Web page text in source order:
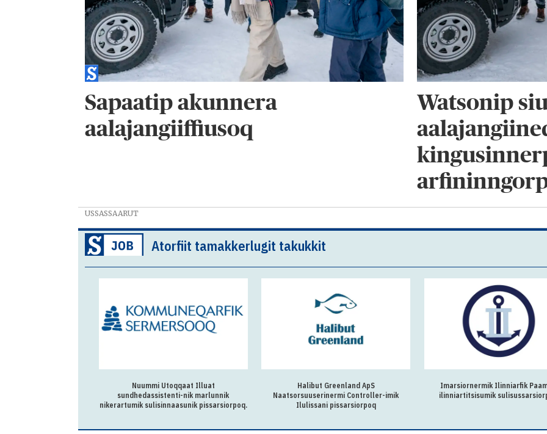
Sapaatip akunnera
aalajangiiffiusoq
Watsonip
USSASSAARUT
Atorfiit tamakkerlugit takukkit
Nuummi Utoqqaat Illuat
sundhedassistenti-nik marlunnik
nikerartumik sulisinnaasunik pissarsiorpoq.
Halibut Greenland ApS
Naatsorsuuserinermi Controller-imik
Ilulissani pissarsiorpoq
Imarsiornermik Ilinniarfik
ilinniartitsisumik